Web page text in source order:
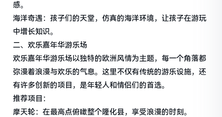
感。
海洋奇遇：孩子们的天堂，仿真的海洋环境，让孩子在游玩
中增长知识。
二、欢乐嘉年华游乐场
欢乐嘉年华游乐场以独特的欧洲风情为主题，每一个角落都
弥漫着浪漫与欢乐的气息。这里不仅有传统的游乐设施，还
有许多创新的项目，是年轻人和情侣们的首选。
推荐项目：
摩天轮：在最高点俯瞰整个隆化县，享受浪漫的时刻。